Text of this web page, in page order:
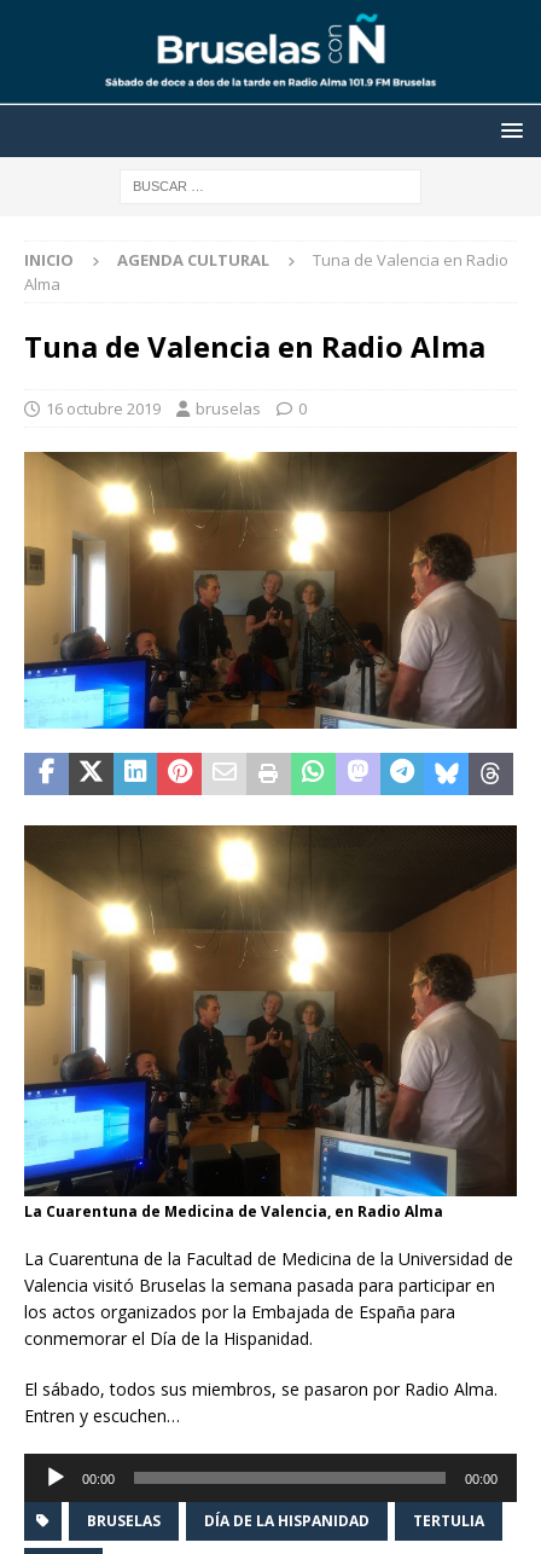
INICIO AGENDA CULTURAL
Tuna de Valencia en Radio
Alma
Tuna de Valencia en Radio Alma
16 octubre 2019 bruselas 0
La Cuarentuna de Medicina de Valencia, en Radio Alma
La Cuarentuna de la Facultad de Medicina de la Universidad de
Valencia visitó Bruselas la semana pasada para participar en
los actos organizados por la Embajada de España para
conmemorar el Día de la Hispanidad.
El sábado, todos sus miembros, se pasaron por Radio Alma.
Entren y escuchen…
Reproductor
audio
00:00 00:00
BRUSELAS DÍA DE LA HISPANIDAD TERTULIA